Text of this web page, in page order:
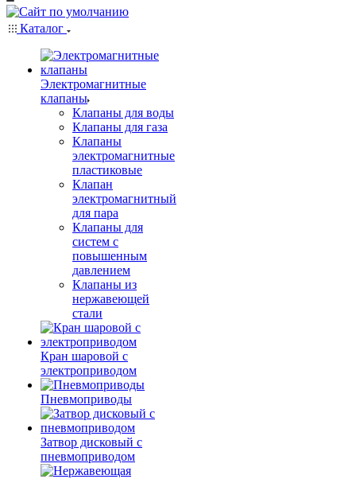
Каталог
Электромагнитные
клапаны
Клапаны для воды
Клапаны для газа
Клапаны
электромагнитные
пластиковые
Клапан
электромагнитный
для пара
Клапаны для
систем с
повышенным
давлением
Клапаны из
нержавеющей
стали
Кран шаровой с
электроприводом
Пневмоприводы
Затвор дисковый с
пневмоприводом